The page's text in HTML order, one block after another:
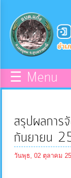
หน้า
หลัก
ข้อมูล
พื้น
บุคลากร
แผน
☰ Menu
สรุปผลการ
กันยายน
วันพุธ, 02 ตุลาคม